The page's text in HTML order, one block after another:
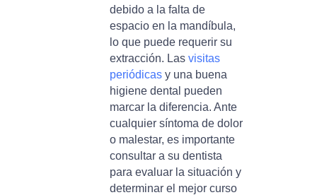
debido a la falta de
espacio en la mandíbula,
lo que puede requerir su
extracción. Las visitas
periódicas y una buena
higiene dental pueden
marcar la diferencia. Ante
cualquier síntoma de dolor
o malestar, es importante
consultar a su dentista
para evaluar la situación y
determinar el mejor curso